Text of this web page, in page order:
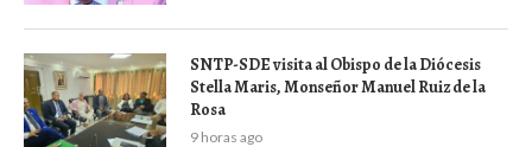
SNTP-SDE visita al Obispo de la Diócesis
Stella Maris, Monseñor Manuel Ruiz de la
Rosa
9 horas ago